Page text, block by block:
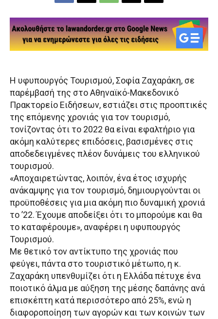
Η υφυπουργός Τουρισμού, Σοφία Ζαχαράκη, σε
παρέμβασή της στο Αθηναϊκό-Μακεδονικό
Πρακτορείο Ειδήσεων, εστιάζει στις προοπτικές
της επόμενης χρονιάς για τον τουρισμό,
τονίζοντας ότι το 2022 θα είναι εφαλτήριο για
ακόμη καλύτερες επιδόσεις, βασισμένες στις
αποδεδειγμένες πλέον δυνάμεις του ελληνικού
τουρισμού.
«Αποχαιρετώντας, λοιπόν, ένα έτος ισχυρής
ανάκαμψης για τον τουρισμό, δημιουργούνται οι
προϋποθέσεις για μια ακόμη πιο δυναμική χρονιά
το ’22. Έχουμε αποδείξει ότι το μπορούμε και θα
το καταφέρουμε», αναφέρει η υφυπουργός
Τουρισμού.
Με θετικό τον αντίκτυπο της χρονιάς που
φεύγει, πάντα στο τουριστικό μέτωπο, η κ.
Ζαχαράκη υπενθυμίζει ότι η Ελλάδα πέτυχε ένα
ποιοτικό άλμα με αύξηση της μέσης δαπάνης ανά
επισκέπτη κατά περισσότερο από 25%, ενώ η
διαφοροποίηση των αγορών και των κοινών των